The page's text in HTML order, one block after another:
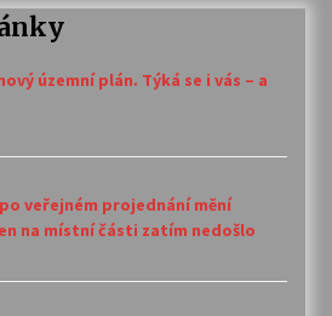
územní plán. Týká se i vás – a
po veřejném projednání mění
na místní části zatím nedošlo